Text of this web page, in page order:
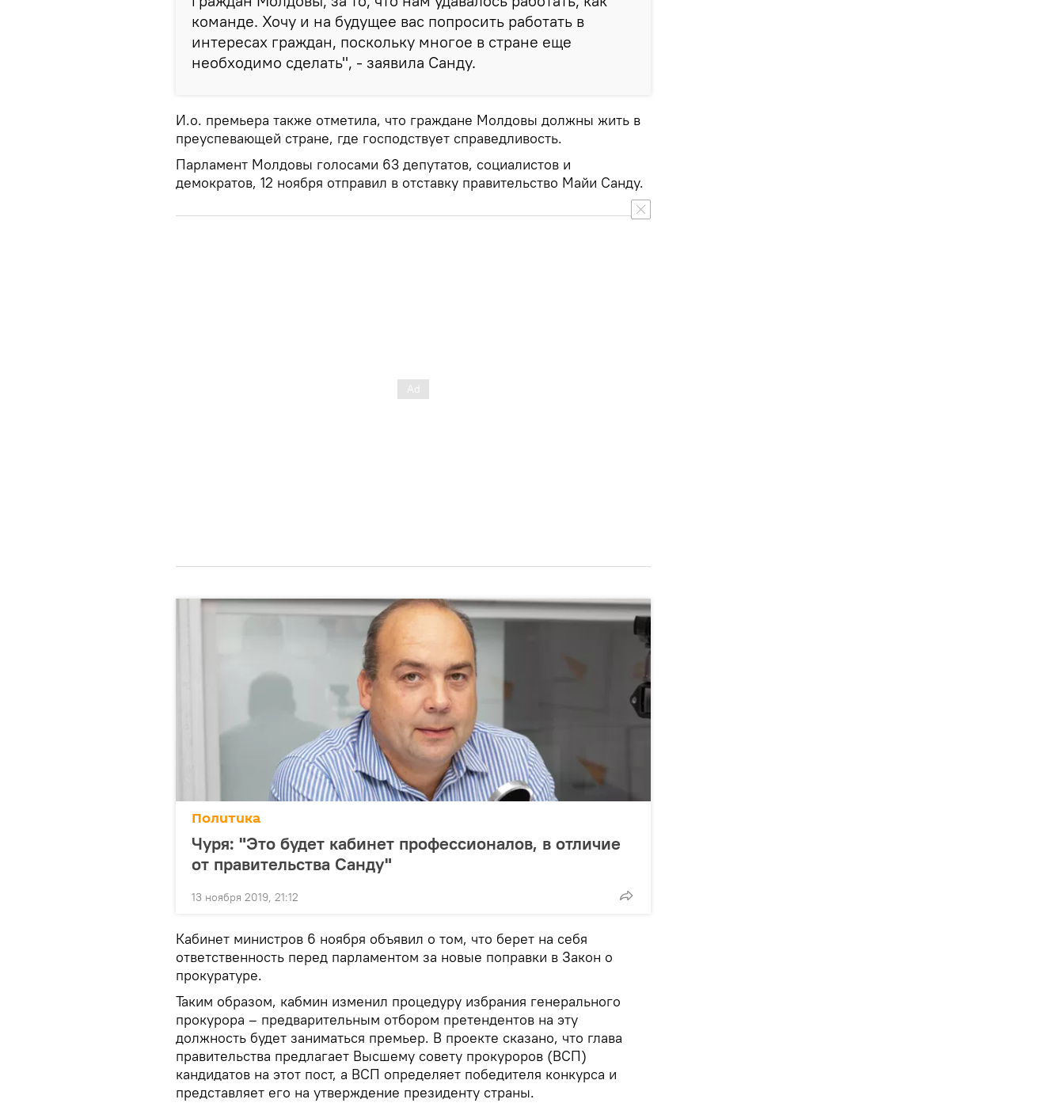
команде. Хочу и на будущее вас попросить работать в
интересах граждан, поскольку многое в стране еще
необходимо сделать", - заявила Санду.
И.о. премьера также отметила, что граждане Молдовы должны жить в
преуспевающей стране, где господствует справедливость.
Парламент Молдовы голосами 63 депутатов, социалистов и
демократов, 12 ноября отправил в отставку правительство Майи Санду.
Политика
Чуря: "Это будет кабинет профессионалов, в отличие
от правительства Санду"
13 ноября 2019, 21:12
Кабинет министров 6 ноября объявил о том, что берет на себя
ответственность перед парламентом за новые поправки в Закон о
прокуратуре.
Таким образом, кабмин изменил процедуру избрания генерального
прокурора – предварительным отбором претендентов на эту
должность будет заниматься премьер. В проекте сказано, что глава
правительства предлагает Высшему совету прокуроров (ВСП)
кандидатов на этот пост, а ВСП определяет победителя конкурса и
представляет его на утверждение президенту страны.